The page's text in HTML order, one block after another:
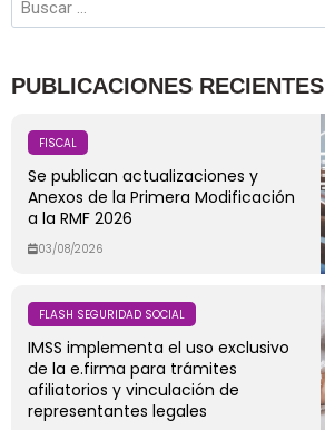
PUBLICACIONES RECIENTES
FISCAL
Se publican actualizaciones y
Anexos de la Primera Modificación
a la RMF 2026
03/08/2026
FLASH SEGURIDAD SOCIAL
IMSS implementa el uso exclusivo
de la e.firma para trámites
afiliatorios y vinculación de
representantes legales